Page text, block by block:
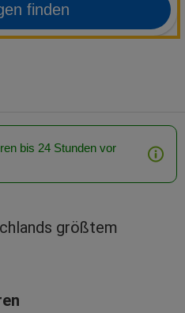
finden
bis 24 Stunden vor
größtem